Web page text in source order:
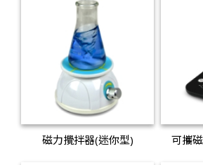
磁力攪拌器(迷你型) 可攜